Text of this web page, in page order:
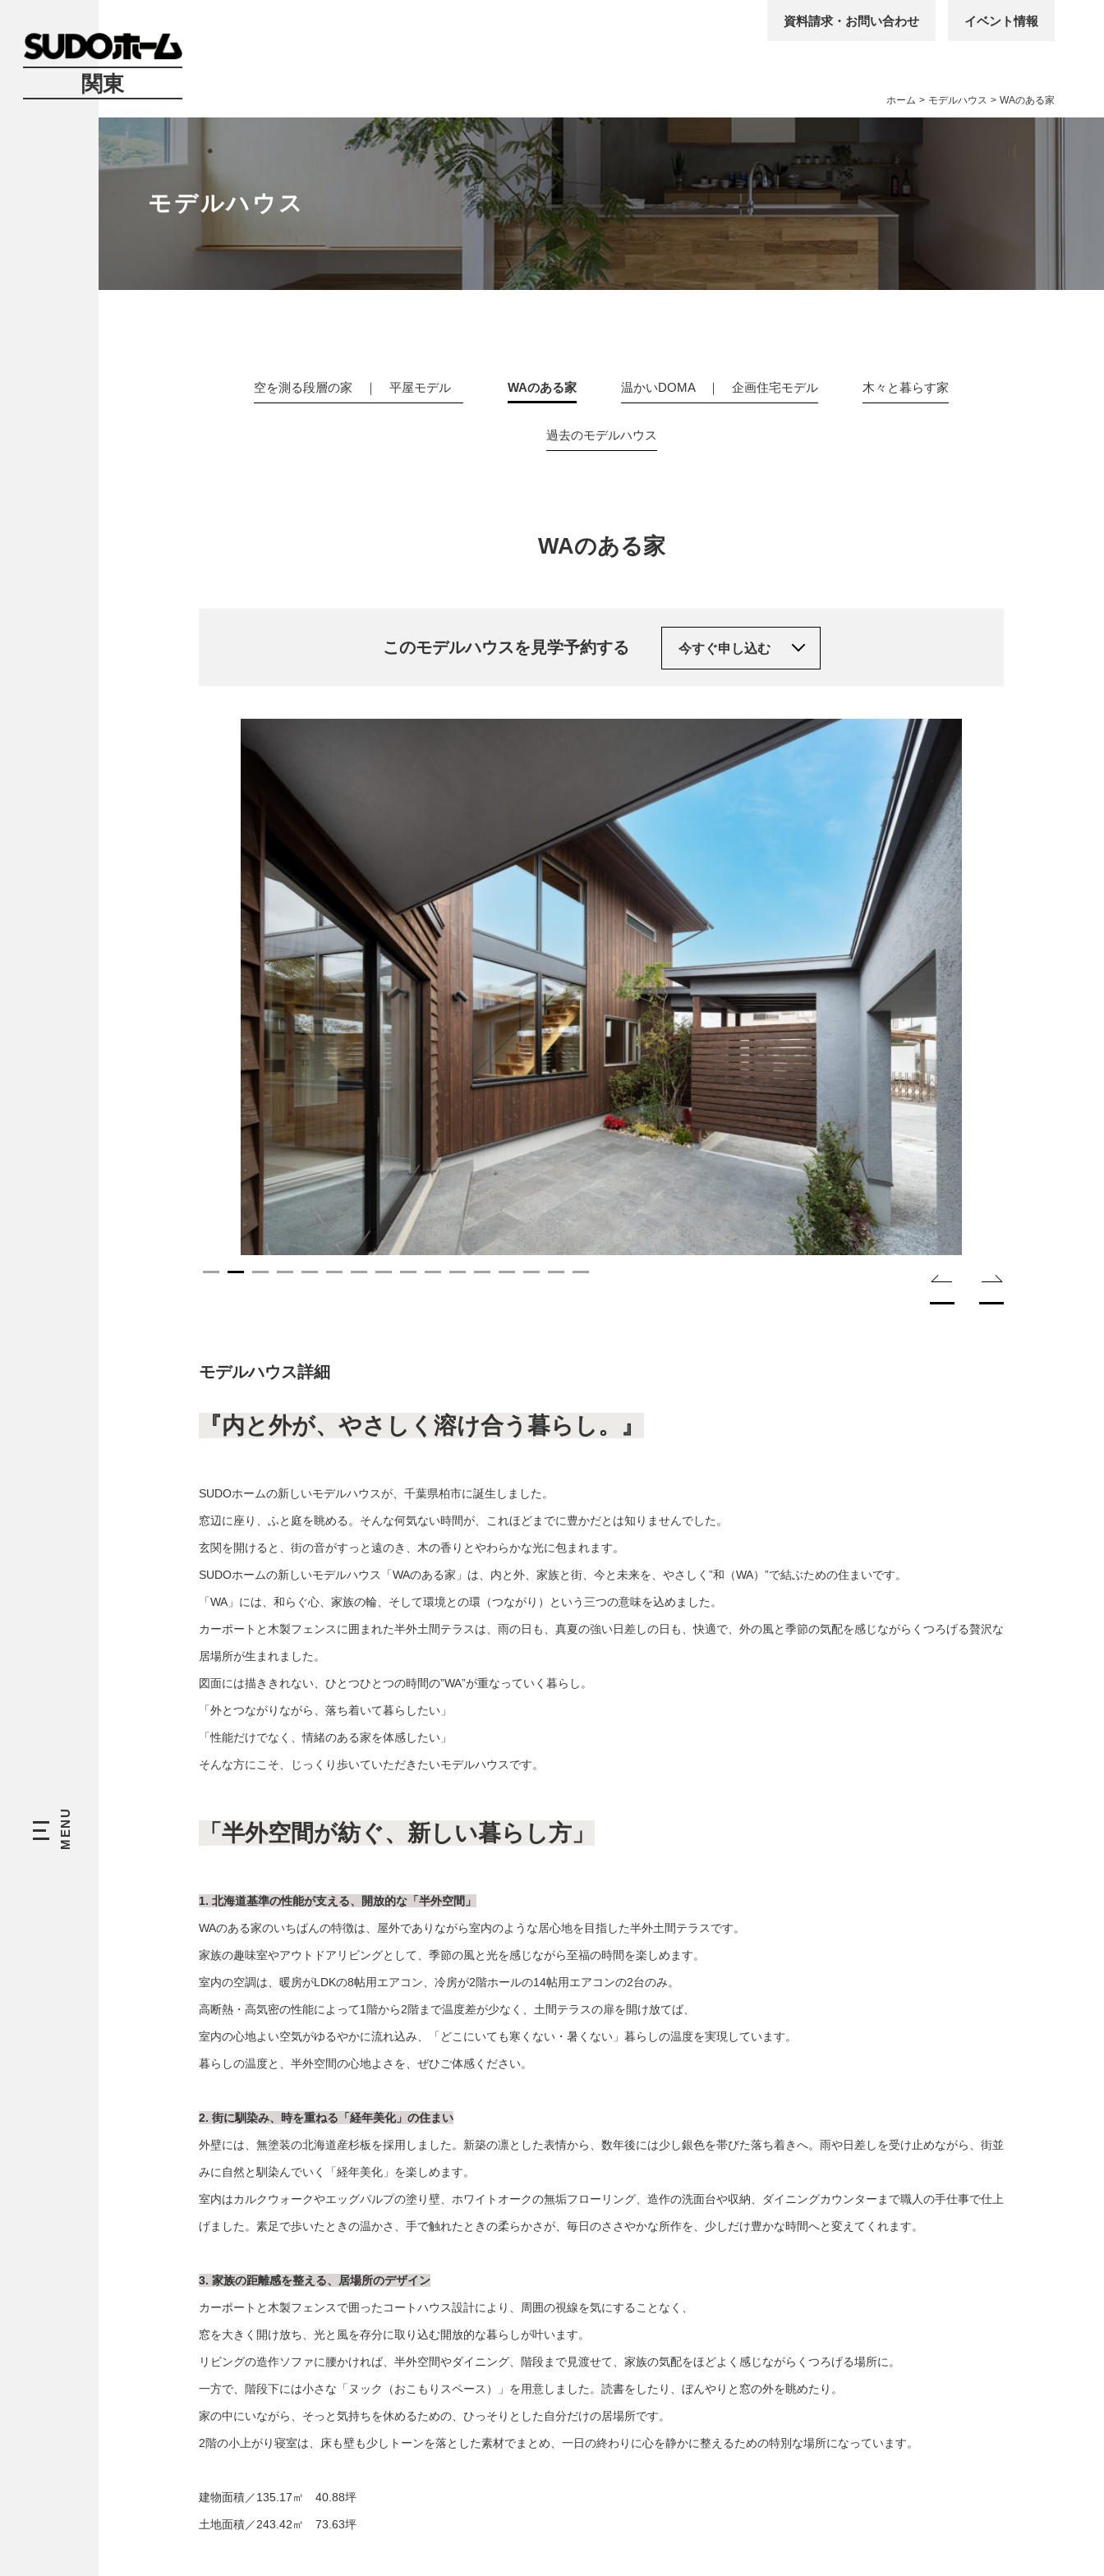
関東
資料請求・お問い合わせ イベント情報
ホーム > モデルハウス > WAのある家
モデルハウス
空を測る段層の家 ｜ 平屋モデル WAのある家 温かいDOMA ｜ 企画住宅モデル 木々と暮らす家
過去のモデルハウス
WAのある家
このモデルハウスを見学予約する 今すぐ申し込む
モデルハウス詳細
『内と外が、やさしく溶け合う暮らし。』
SUDOホームの新しいモデルハウスが、千葉県柏市に誕生しました。
窓辺に座り、ふと庭を眺める。そんな何気ない時間が、これほどまでに豊かだとは知りませんでした。
玄関を開けると、街の音がすっと遠のき、木の香りとやわらかな光に包まれます。
SUDOホームの新しいモデルハウス「WAのある家」は、内と外、家族と街、今と未来を、やさしく”和（WA）”で結ぶための住まいです。
「WA」には、和らぐ心、家族の輪、そして環境との環（つながり）という三つの意味を込めました。
カーポートと木製フェンスに囲まれた半外土間テラスは、雨の日も、真夏の強い日差しの日も、快適で、外の風と季節の気配を感じながらくつろげる贅沢な
居場所が生まれました。
図面には描ききれない、ひとつひとつの時間の”WA”が重なっていく暮らし。
「外とつながりながら、落ち着いて暮らしたい」
「性能だけでなく、情緒のある家を体感したい」
そんな方にこそ、じっくり歩いていただきたいモデルハウスです。
「半外空間が紡ぐ、新しい暮らし方」
1. 北海道基準の性能が支える、開放的な「半外空間」
WAのある家のいちばんの特徴は、屋外でありながら室内のような居心地を目指した半外土間テラスです。
家族の趣味室やアウトドアリビングとして、季節の風と光を感じながら至福の時間を楽しめます。
室内の空調は、暖房がLDKの8帖用エアコン、冷房が2階ホールの14帖用エアコンの2台のみ。
高断熱・高気密の性能によって1階から2階まで温度差が少なく、土間テラスの扉を開け放てば、
室内の心地よい空気がゆるやかに流れ込み、「どこにいても寒くない・暑くない」暮らしの温度を実現しています。
暮らしの温度と、半外空間の心地よさを、ぜひご体感ください。
2. 街に馴染み、時を重ねる「経年美化」の住まい
外壁には、無塗装の北海道産杉板を採用しました。新築の凛とした表情から、数年後には少し銀色を帯びた落ち着きへ。雨や日差しを受け止めながら、街並
みに自然と馴染んでいく「経年美化」を楽しめます。
室内はカルクウォークやエッグパルプの塗り壁、ホワイトオークの無垢フローリング、造作の洗面台や収納、ダイニングカウンターまで職人の手仕事で仕上
げました。素足で歩いたときの温かさ、手で触れたときの柔らかさが、毎日のささやかな所作を、少しだけ豊かな時間へと変えてくれます。
3. 家族の距離感を整える、居場所のデザイン
カーポートと木製フェンスで囲ったコートハウス設計により、周囲の視線を気にすることなく、
窓を大きく開け放ち、光と風を存分に取り込む開放的な暮らしが叶います。
リビングの造作ソファに腰かければ、半外空間やダイニング、階段まで見渡せて、家族の気配をほどよく感じながらくつろげる場所に。
一方で、階段下には小さな「ヌック（おこもりスペース）」を用意しました。読書をしたり、ぼんやりと窓の外を眺めたり。
家の中にいながら、そっと気持ちを休めるための、ひっそりとした自分だけの居場所です。
2階の小上がり寝室は、床も壁も少しトーンを落とした素材でまとめ、一日の終わりに心を静かに整えるための特別な場所になっています。
建物面積／135.17㎡ 40.88坪
土地面積／243.42㎡ 73.63坪